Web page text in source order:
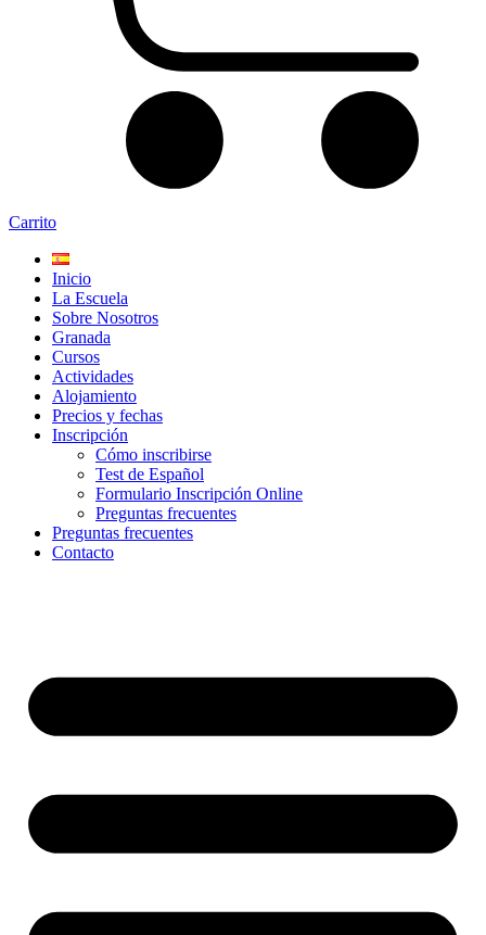
Carrito
Inicio
La Escuela
Sobre Nosotros
Granada
Cursos
Actividades
Alojamiento
Precios y fechas
Inscripción
Cómo inscribirse
Test de Español
Formulario Inscripción Online
Preguntas frecuentes
Preguntas frecuentes
Contacto